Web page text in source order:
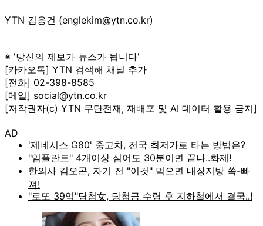
YTN 김응건 (englekim@ytn.co.kr)
※ '당신의 제보가 뉴스가 됩니다'
[카카오톡] YTN 검색해 채널 추가
[전화] 02-398-8585
[메일] social@ytn.co.kr
[저작권자(c) YTN 무단전재, 재배포 및 AI 데이터 활용 금지]
AD